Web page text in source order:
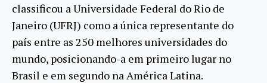
classificou a Universidade Federal do Rio de
Janeiro (UFRJ) como a única representante do
país entre as 250 melhores universidades do
mundo, posicionando-a em primeiro lugar no
Brasil e em segundo na América Latina.